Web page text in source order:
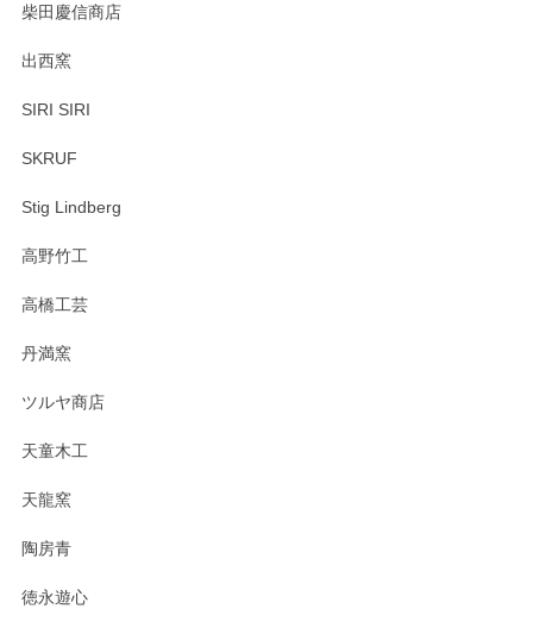
柴田慶信商店
出西窯
SIRI SIRI
SKRUF
Stig Lindberg
高野竹工
高橋工芸
丹満窯
ツルヤ商店
天童木工
天龍窯
陶房青
徳永遊心